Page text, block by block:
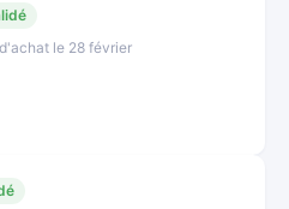
le 28 février